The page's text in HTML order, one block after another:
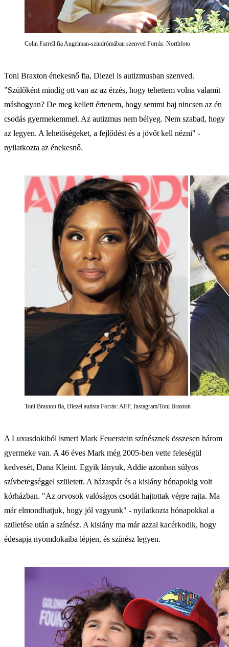
Colin Farrell fia Angelman-szindrómában szenved Forrás: Northfoto
Toni Braxton énekesnő fia, Diezel is autizmusban szenved.
"Szülőként mindig ott van az az érzés, hogy tehettem volna valamit
máshogyan? De meg kellett értenem, hogy semmi baj nincsen az én
csodás gyermekemmel. Az autizmus nem bélyeg. Nem szabad, hogy
az legyen. A lehetőségeket, a fejlődést és a jövőt kell nézni" -
nyilatkozta az énekesnő.
Toni Braxton fia, Diezel autista Forrás: AFP, Instagram/Toni Braxton
A Luxusdokiból ismert Mark Feuerstein színésznek összesen három
gyermeke van. A 46 éves Mark még 2005-ben vette feleségül
kedvesét, Dana Kleint. Egyik lányuk, Addie azonban súlyos
szívbetegséggel született. A házaspár és a kislány hónapokig volt
kórházban. "Az orvosok valóságos csodát hajtottak végre rajta. Ma
már elmondhatjuk, hogy jól vagyunk" - nyilatkozta hónapokkal a
születése után a színész. A kislány ma már azzal kacérkodik, hogy
édesapja nyomdokaiba lépjen, és színész legyen.